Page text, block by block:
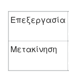
Επεξεργασία
Μετακίνηση